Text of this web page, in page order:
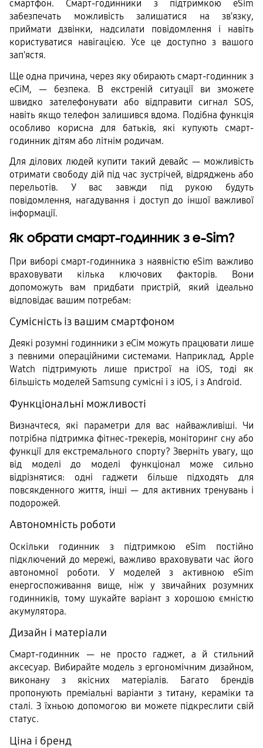
смартфон. Смарт-годинники з підтримкою eSim
забезпечать можливість залишатися на зв'язку,
приймати дзвінки, надсилати повідомлення і навіть
користуватися навігацією. Усе це доступно з вашого
зап'ястя.
Ще одна причина, через яку обирають смарт-годинник з
еСіМ, — безпека. В екстреній ситуації ви зможете
швидко зателефонувати або відправити сигнал SOS,
навіть якщо телефон залишився вдома. Подібна функція
особливо корисна для батьків, які купують смарт-
годинник дітям або літнім родичам.
Для ділових людей купити такий девайс — можливість
отримати свободу дій під час зустрічей, відряджень або
перельотів. У вас завжди під рукою будуть
повідомлення, нагадування і доступ до іншої важливої
інформації.
Як обрати смарт-годинник з e-Sim?
При виборі смарт-годинника з наявністю eSim важливо
враховувати кілька ключових факторів. Вони
допоможуть вам придбати пристрій, який ідеально
відповідає вашим потребам:
Сумісність із вашим смартфоном
Деякі розумні годинники з еСім можуть працювати лише
з певними операційними системами. Наприклад, Apple
Watch підтримують лише пристрої на iOS, тоді як
більшість моделей Samsung сумісні і з iOS, і з Android.
Функціональні можливості
Визначтеся, які параметри для вас найважливіші. Чи
потрібна підтримка фітнес-трекерів, моніторинг сну або
функції для екстремального спорту? Зверніть увагу, що
від моделі до моделі функціонал може сильно
відрізнятися: одні гаджети більше підходять для
повсякденного життя, інші — для активних тренувань і
подорожей.
Автономність роботи
Оскільки годинник з підтримкою eSim постійно
підключений до мережі, важливо враховувати час його
автономної роботи. У моделей з активною eSim
енергоспоживання вище, ніж у звичайних розумних
годинників, тому шукайте варіант з хорошою ємністю
акумулятора.
Дизайн і матеріали
Смарт-годинник — не просто гаджет, а й стильний
аксесуар. Вибирайте модель з ергономічним дизайном,
виконану з якісних матеріалів. Багато брендів
пропонують преміальні варіанти з титану, кераміки та
сталі. З їхньою допомогою ви можете підкреслити свій
статус.
Ціна і бренд